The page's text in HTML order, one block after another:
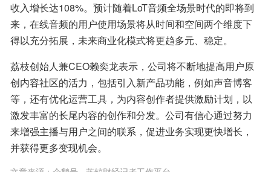
收入增长达108%。预计随着LoT音频全场景时代的即将到
来，在线音频的用户使用场景将从时间和空间两个维度下
得以充分拓展，未来商业化模式将更趋多元、稳定。
荔枝创始人兼CEO赖奕龙表示，公司将不断地提高用户原
创内容社区的活力，包括引入新产品功能，例如声音博客
等，还有优化运营工具，为内容创作者提供激励计划，以
激发丰富的长尾内容的创作和分发。公司有信心通过努力
来增强主播与用户之间的联系，促进业务实现更快增长，
并获得更多变现机会。